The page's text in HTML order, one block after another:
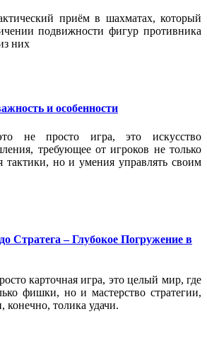
приём в шахматах, который
подвижности фигур противника
них
и особенности
не просто игра, это искусство
требующее от игроков не только
тактики, но и умения управлять своим
Стратега – Глубокое Погружение в
карточная игра, это целый мир, где
фишки, но и мастерство стратегии,
конечно, толика удачи.